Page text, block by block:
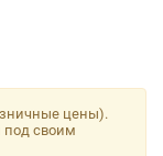
цены).
под своим